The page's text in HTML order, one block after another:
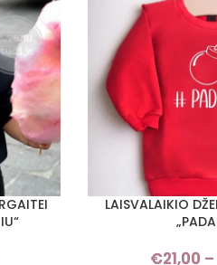
PASIRINKTI SAVYBES
LAISVALAIKIO
€21,00 –